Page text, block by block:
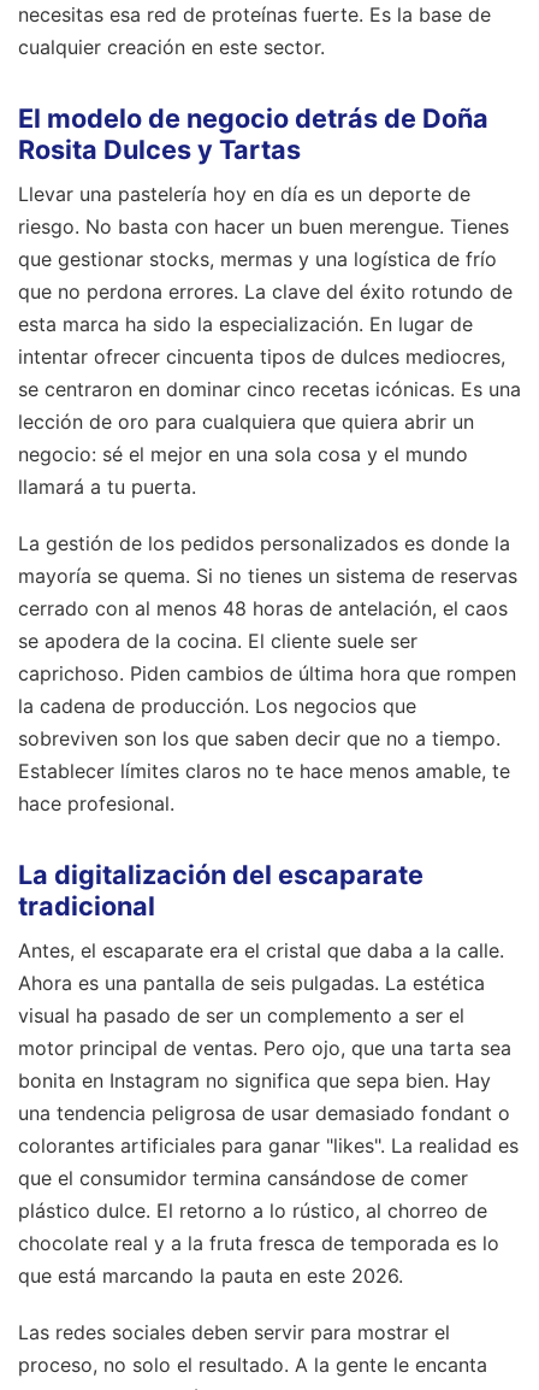
necesitas esa red de proteínas fuerte. Es la base de
cualquier creación en este sector.
El modelo de negocio detrás de Doña
Rosita Dulces y Tartas
Llevar una pastelería hoy en día es un deporte de
riesgo. No basta con hacer un buen merengue. Tienes
que gestionar stocks, mermas y una logística de frío
que no perdona errores. La clave del éxito rotundo de
esta marca ha sido la especialización. En lugar de
intentar ofrecer cincuenta tipos de dulces mediocres,
se centraron en dominar cinco recetas icónicas. Es una
lección de oro para cualquiera que quiera abrir un
negocio: sé el mejor en una sola cosa y el mundo
llamará a tu puerta.
La gestión de los pedidos personalizados es donde la
mayoría se quema. Si no tienes un sistema de reservas
cerrado con al menos 48 horas de antelación, el caos
se apodera de la cocina. El cliente suele ser
caprichoso. Piden cambios de última hora que rompen
la cadena de producción. Los negocios que
sobreviven son los que saben decir que no a tiempo.
Establecer límites claros no te hace menos amable, te
hace profesional.
La digitalización del escaparate
tradicional
Antes, el escaparate era el cristal que daba a la calle.
Ahora es una pantalla de seis pulgadas. La estética
visual ha pasado de ser un complemento a ser el
motor principal de ventas. Pero ojo, que una tarta sea
bonita en Instagram no significa que sepa bien. Hay
una tendencia peligrosa de usar demasiado fondant o
colorantes artificiales para ganar "likes". La realidad es
que el consumidor termina cansándose de comer
plástico dulce. El retorno a lo rústico, al chorreo de
chocolate real y a la fruta fresca de temporada es lo
que está marcando la pauta en este 2026.
Las redes sociales deben servir para mostrar el
proceso, no solo el resultado. A la gente le encanta